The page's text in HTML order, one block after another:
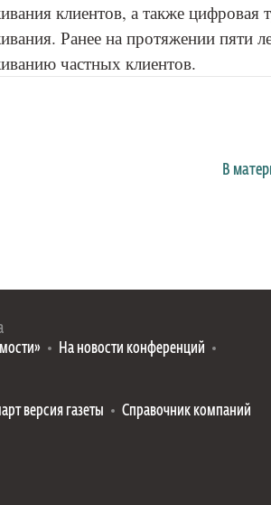
клиентов, а также
Ранее на протяжении пяти
частных клиентов.
В
На новости конференций
версия газеты Справочник компаний